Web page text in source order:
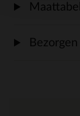
Maattabel